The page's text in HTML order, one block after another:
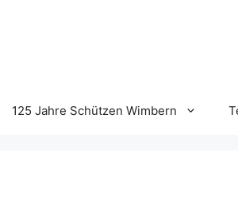
125 Jahre Schützen Wimbern